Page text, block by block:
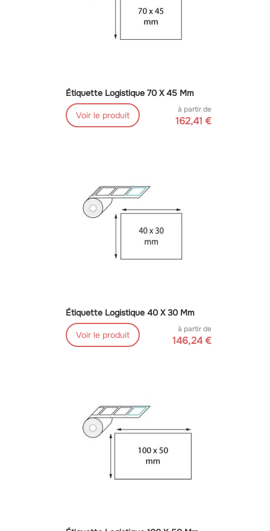
Étiquette Logistique 70 X 45 Mm
Voir le produit
à partir de
162,41 €
Étiquette Logistique 40 X 30 Mm
Voir le produit
à partir de
146,24 €